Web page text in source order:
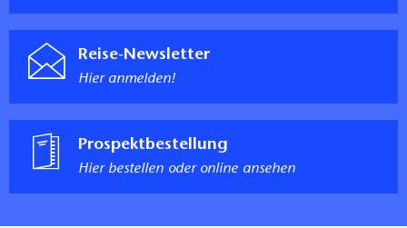
Reise-Newsletter
Hier anmelden!
Prospektbestellung
Hier bestellen oder online ansehen